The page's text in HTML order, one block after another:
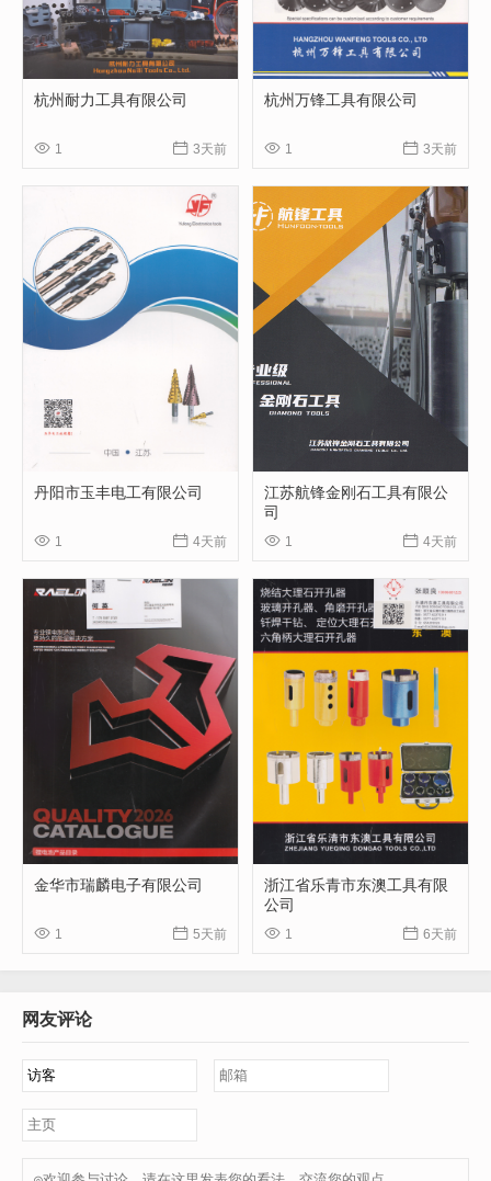
杭州耐力工具有限公司
 1  3天前
杭州万锋工具有限公司
 1  3天前
丹阳市玉丰电工有限公司
 1  4天前
江苏航锋金刚石工具有限公
司
 1  4天前
金华市瑞麟电子有限公司
 1  5天前
浙江省乐青市东澳工具有限
公司
 1  6天前
网友评论